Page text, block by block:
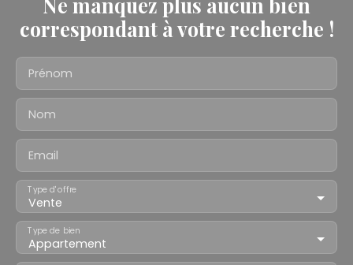
correspondant à votre recherche !
Prénom
Nom
Email
Vente
Type d'offre
Appartement
Type de bien